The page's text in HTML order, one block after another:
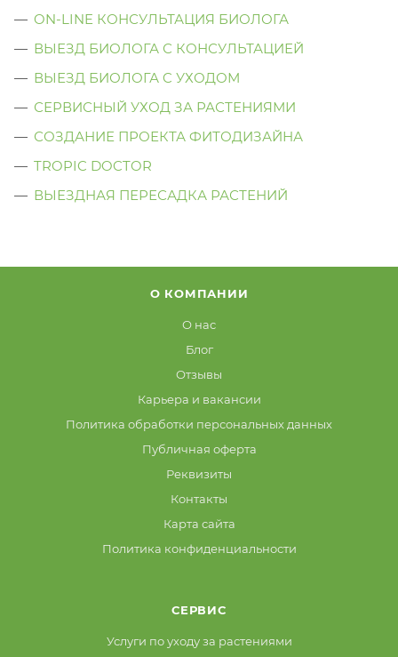
ON-LINE КОНСУЛЬТАЦИЯ БИОЛОГА
ВЫЕЗД БИОЛОГА С КОНСУЛЬТАЦИЕЙ
ВЫЕЗД БИОЛОГА C УХОДОМ
СЕРВИСНЫЙ УХОД ЗА РАСТЕНИЯМИ
СОЗДАНИЕ ПРОЕКТА ФИТОДИЗАЙНА
TROPIC DOCTOR
ВЫЕЗДНАЯ ПЕРЕСАДКА РАСТЕНИЙ
О КОМПАНИИ
О нас
Блог
Отзывы
Карьера и вакансии
Политика обработки персональных данных
Публичная оферта
Реквизиты
Контакты
Карта сайта
Политика конфиденциальности
СЕРВИС
Услуги по уходу за растениями